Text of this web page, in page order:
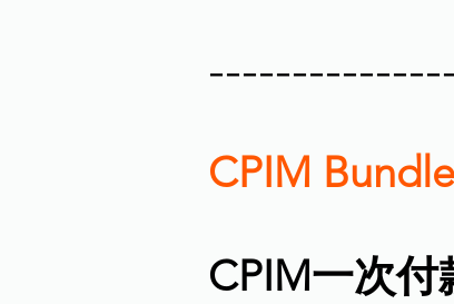
CPIM
CPIM一次付